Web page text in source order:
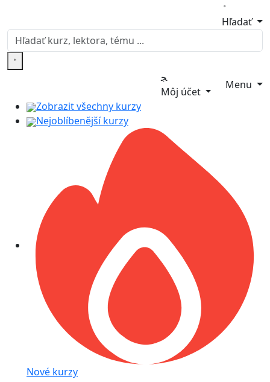
Hľadať
Môj účet
Menu
Zobrazit všechny kurzy
Nejoblíbenější kurzy
Nové kurzy